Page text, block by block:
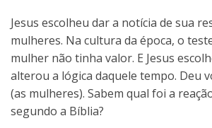
Jesus escolheu dar a notícia de sua
mulheres. Na cultura da época, o
mulher não tinha valor. E Jesus
alterou a lógica daquele tempo. Deu
(as mulheres). Sabem qual foi a
segundo a Bíblia?